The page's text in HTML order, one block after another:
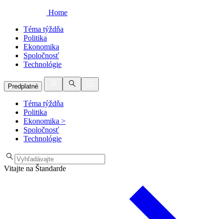
Home
Téma týždňa
Politika
Ekonomika
Spoločnosť
Technológie
Predplatné
Téma týždňa
Politika
Ekonomika >
Spoločnosť
Technológie
Vitajte na Štandarde